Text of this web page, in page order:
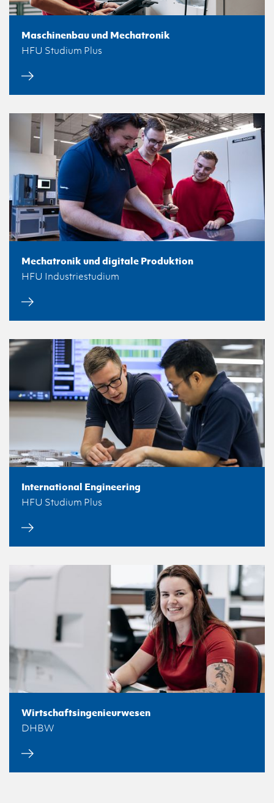
Maschinenbau und Mechatronik
HFU Studium Plus
Mechatronik und digitale Produktion
HFU Industriestudium
International Engineering
HFU Studium Plus
Wirtschaftsingenieurwesen
DHBW